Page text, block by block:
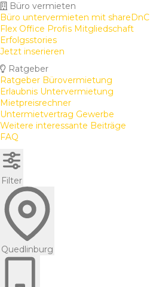
Büro vermieten
Büro untervermieten mit shareDnC
Flex Office Profis Mitgliedschaft
Erfolgsstories
Jetzt inserieren
Ratgeber
Ratgeber Bürovermietung
Erlaubnis Untervermietung
Mietpreisrechner
Untermietvertrag Gewerbe
Weitere interessante Beiträge
FAQ
Filter
Quedlinburg